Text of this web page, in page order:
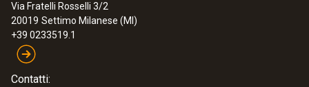
Via Fratelli Rosselli 3/2
20019 Settimo Milanese (MI)
+39 0233519.1
Contatti: